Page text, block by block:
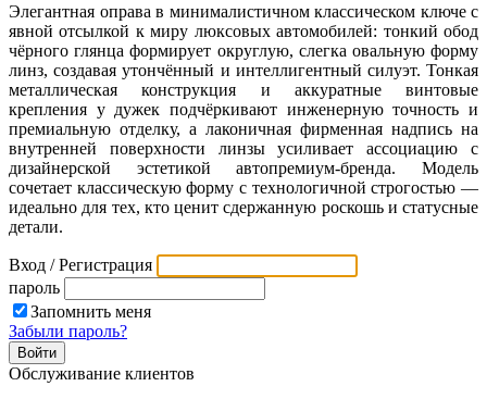
Элегантная оправа в минималистичном классическом ключе с
явной отсылкой к миру люксовых автомобилей: тонкий обод
чёрного глянца формирует округлую, слегка овальную форму
линз, создавая утончённый и интеллигентный силуэт. Тонкая
металлическая конструкция и аккуратные винтовые
крепления у дужек подчёркивают инженерную точность и
премиальную отделку, а лаконичная фирменная надпись на
внутренней поверхности линзы усиливает ассоциацию с
дизайнерской эстетикой автопремиум‑бренда. Модель
сочетает классическую форму с технологичной строгостью —
идеально для тех, кто ценит сдержанную роскошь и статусные
детали.
Вход / Регистрация
пароль
Запомнить меня
Забыли пароль?
Обслуживание клиентов